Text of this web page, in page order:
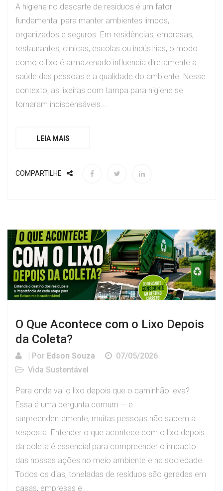
A higiene no descarte de resíduos é um fator
fundamental para manter ambientes limpos,
organizados e seguros. Em residências, empresas,
restaurantes, clínicas, escolas ou indústrias, o modo
como o lixo é armazenado influencia diretamente a
saúde das pessoas e a qualidade do ambiente. Nesse
contexto, as lixeiras com tampa para higiene se
tornaram indispensáveis....
LEIA MAIS
COMPARTILHE
O Que Acontece com o Lixo Depois
da Coleta?
| Por Edson Souza
07/05/2026
Vida Sustentável
Para onde vai o lixo depois que o caminhão leva?
Essa é uma pergunta comum — e
surpreendentemente, muitas pessoas não sabem a
resposta. Entender o que acontece com o lixo depois
da coleta é essencial para compreender o impacto
das nossas ações no meio ambiente e na sociedade.
Todos os dias, toneladas de resíduos são geradas em
casas, empresas e...